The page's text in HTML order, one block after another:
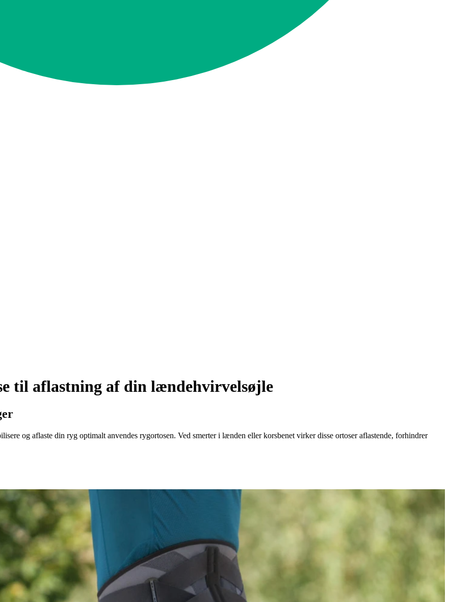
til aflastning af din lændehvirvelsøjle
og aflaste din ryg optimalt anvendes rygortosen. Ved smerter i lænden eller korsbenet virker disse ortoser aflastende, forhindrer